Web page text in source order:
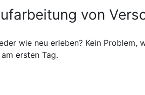
von
wie neu erleben? Kein Problem,
ersten Tag.